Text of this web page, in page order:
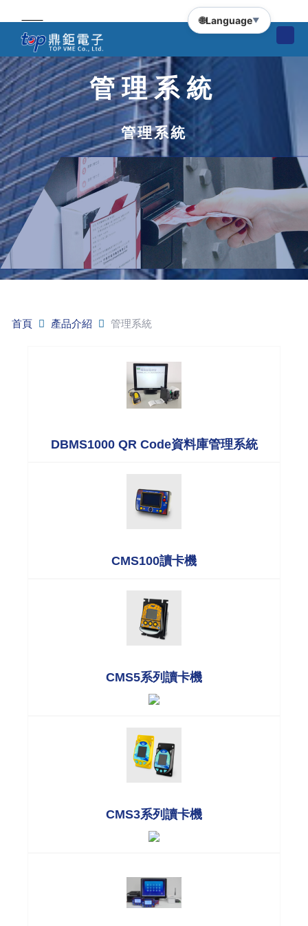
🌐Language▼
管理系統
管理系統
首頁 產品介紹 管理系統
DBMS1000 QR Code資料庫管理系統
CMS100讀卡機
CMS5系列讀卡機
CMS3系列讀卡機